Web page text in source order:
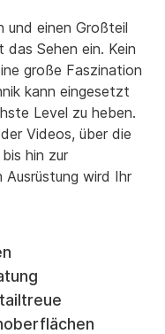
und einen Großteil
das Sehen ein. Kein
große Faszination
kann eingesetzt
Level zu heben.
Videos, über die
hin zur
wird Ihr